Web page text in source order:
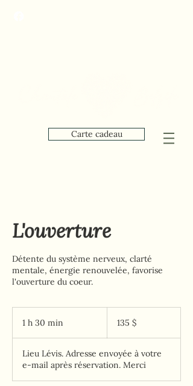
Carte cadeau
L'ouverture
Détente du système nerveux, clarté
mentale, énergie renouvelée, favorise
l'ouverture du coeur.
1 h 30 min
m
i
n
canadiens
135 $
Lieu Lévis. Adresse envoyée à votre
e-mail après réservation. Merci